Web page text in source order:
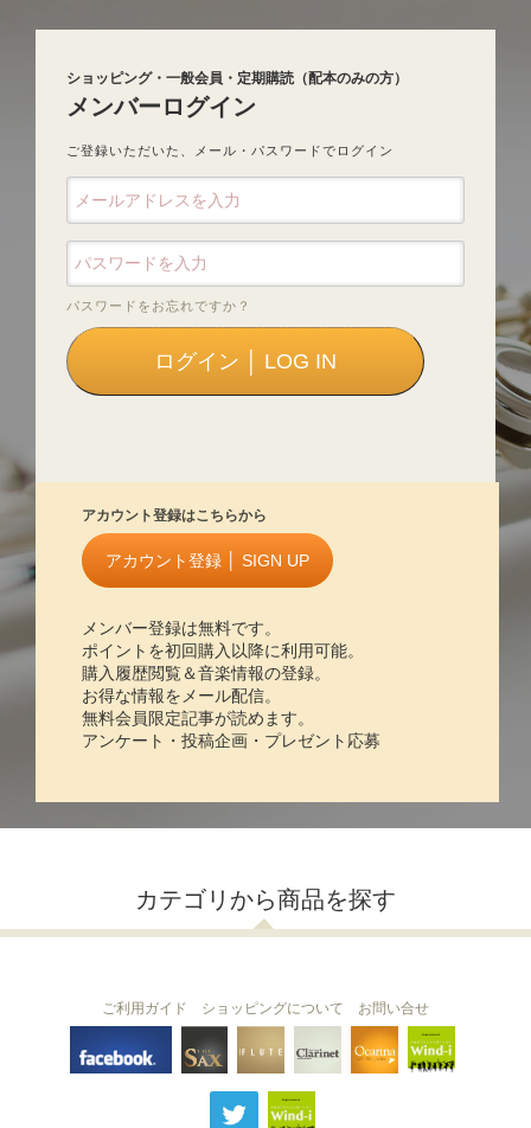
ショッピング・一般会員・定期購読（配本のみの方）
メンバーログイン
ご登録いただいた、メール・パスワードでログイン
パスワードをお忘れですか？
アカウント登録はこちらから
アカウント登録 │ SIGN UP
メンバー登録は無料です。
ポイントを初回購入以降に利用可能。
購入履歴閲覧＆音楽情報の登録。
お得な情報をメール配信。
無料会員限定記事が読めます。
アンケート・投稿企画・プレゼント応募
カテゴリから商品を探す
THE SAX The Clarinet
ご利用ガイド ショッピングについて お問い合せ